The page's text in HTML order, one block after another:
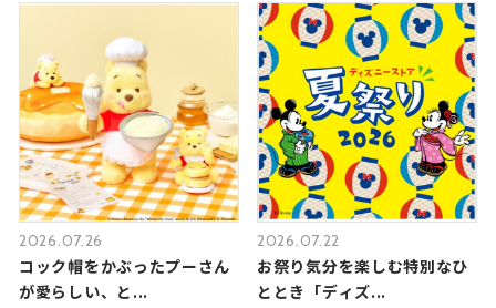
2026.07.26
コック帽をかぶったプーさん
が愛らしい、と...
2026.07.22
お祭り気分を楽しむ特別なひ
ととき「ディズ...